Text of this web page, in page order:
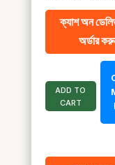
was:
৳
ক্যাশ অন
অর্ডার
ADD TO
CART